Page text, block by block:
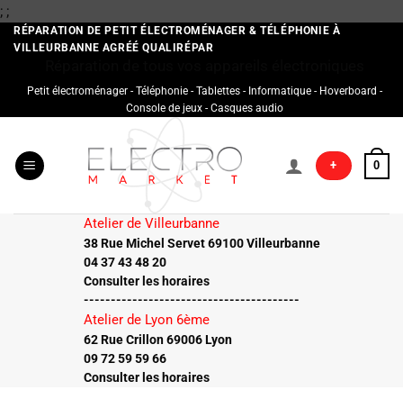
; ;Passer
au
contenu
RÉPARATION DE PETIT ÉLECTROMÉNAGER & TÉLÉPHONIE À
VILLEURBANNE AGRÉÉ QUALIRÉPAR
Petit électroménager - Téléphonie - Tablettes - Informatique - Hoverboard -
Console de jeux - Casques audio
+ 0
Atelier de Villeurbanne
38 Rue Michel Servet 69100 Villeurbanne
04 37 43 48 20
Consulter les horaires
----------------------------------------
Atelier de Lyon 6ème
62 Rue Crillon 69006 Lyon
09 72 59 59 66
Consulter les horaires